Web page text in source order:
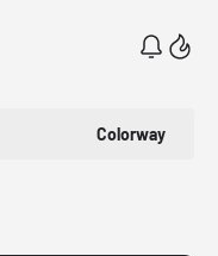
Colorway